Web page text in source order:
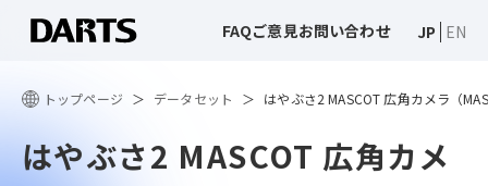
FAQご意見お問い合わせ JP EN
トップページ データセット はやぶさ2 MASCOT 広角カメラ（
はやぶさ2 MASCOT 広角カメ